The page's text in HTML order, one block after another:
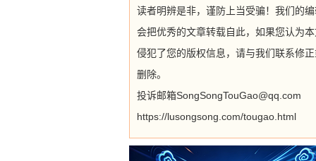
读者明辨是非，谨防上当受骗！我们的
会把优秀的文章转载自此，如果您认为
侵犯了您的版权信息，请与我们联系修
删除。
投诉邮箱SongSongTouGao@qq.com
https://lusongsong.com/tougao.html